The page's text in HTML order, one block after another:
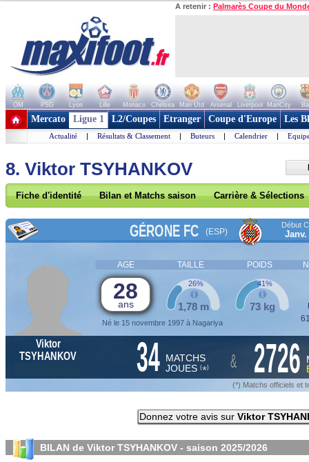
A retenir : Palmarès Coupe du
OM PSG Lyon Lille Monaco Chelsea Man Utd Arsenal Liverpool ManCity
+ de clubs
Mercato Ligue 1 L2/Coupes Etranger Coupe d'Europe Les
Actualité | Résultats & Classement | Buteurs | Calendrier |
8. Viktor TSYHANKOV
Fiche d'identité Bilan et Matchs saison Carrière & Sélections
GÉRONE FC (ESP)
Début
Janv.
AGE TAILLE POIDS
28
ans
Né le 15 novembre 1997 à Nagariya
1,78 m
26%
73 kg
41%
Viktor
TSYHANKOV
34 MATCHS
JOUES (*) & 2726
(*) Matchs officiels et
Donnez votre avis sur Viktor
BILAN de Viktor TSYHANKOV - saison 2025/2026